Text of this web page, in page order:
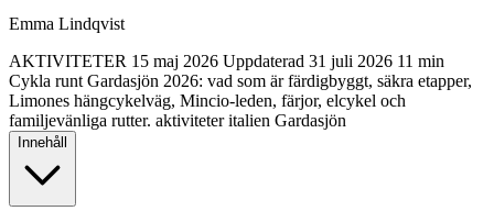
Emma Lindqvist
AKTIVITETER 15 maj 2026 Uppdaterad 31 juli 2026 11 min
Cykla runt Gardasjön 2026: vad som är färdigbyggt, säkra etapper,
Limones hängcykelväg, Mincio-leden, färjor, elcykel och
familjevänliga rutter. aktiviteter italien Gardasjön
Innehåll